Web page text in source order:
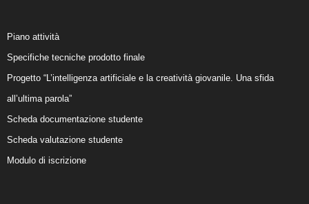
Piano attività
Specifiche tecniche prodotto finale
Progetto “L’intelligenza artificiale e la creatività giovanile. Una sfida
all’ultima parola”
Scheda documentazione studente
Scheda valutazione studente
Modulo di iscrizione